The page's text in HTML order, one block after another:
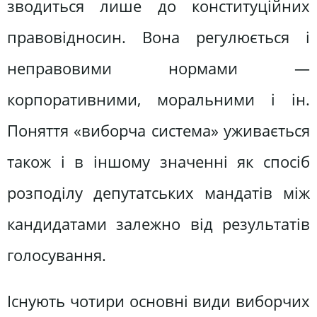
зводиться лише до конституційних
правовідносин. Вона регулюється і
неправовими нормами —
корпоративними, моральними і ін.
Поняття «виборча система» уживається
також і в іншому значенні як спосіб
розподілу депутатських мандатів між
кандидатами залежно від результатів
голосування.
Існують чотири основні види виборчих